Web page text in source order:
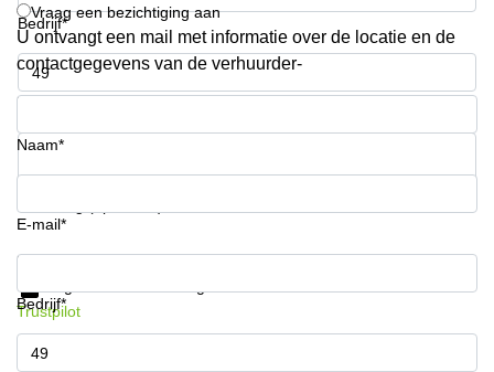
Coworking
Haarlem
Kantoor
Huren
Hengelo
Nijmegen
Bedrijf*
Telefoonnummer*
Vraag een bezichtiging aan
U ontvangt een mail met informatie over de locatie en de
contactgegevens van de verhuurder-
Naam*
E-mail*
Bedrijf*
Krijg informatie en prijzen
Trustpilot